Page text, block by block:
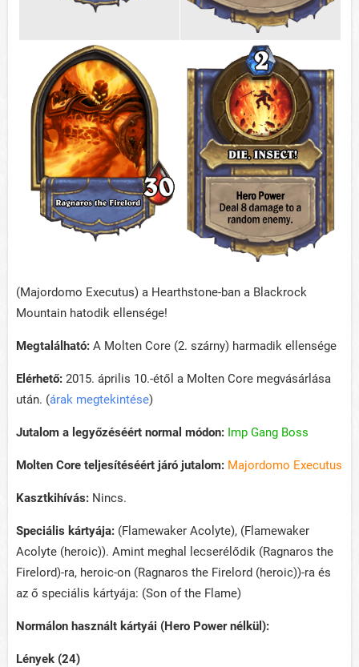
(Majordomo Executus) a Hearthstone-ban a Blackrock
Mountain hatodik ellensége!
Megtalálható: A Molten Core (2. szárny) harmadik ellensége
Elérhető: 2015. április 10.-étől a Molten Core megvásárlása
után. (árak megtekintése)
Jutalom a legyőzéséért normal módon: Imp Gang Boss
Molten Core teljesítéséért járó jutalom: Majordomo Executus
Kasztkihívás: Nincs.
Speciális kártyája: (Flamewaker Acolyte), (Flamewaker
Acolyte (heroic)). Amint meghal lecserélődik (Ragnaros the
Firelord)-ra, heroic-on (Ragnaros the Firelord (heroic))-ra és
az ő speciális kártyája: (Son of the Flame)
Normálon használt kártyái (Hero Power nélkül):
Lények (24)